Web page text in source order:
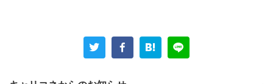
ており、ファンクラブに入る人も急増した。2018年から